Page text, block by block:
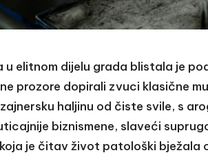
u elitnom dijelu grada blistala je
prozore dopirali zvuci klasične
haljinu od čiste svile, s
biznismene, slaveći
je čitav život patološki bježala